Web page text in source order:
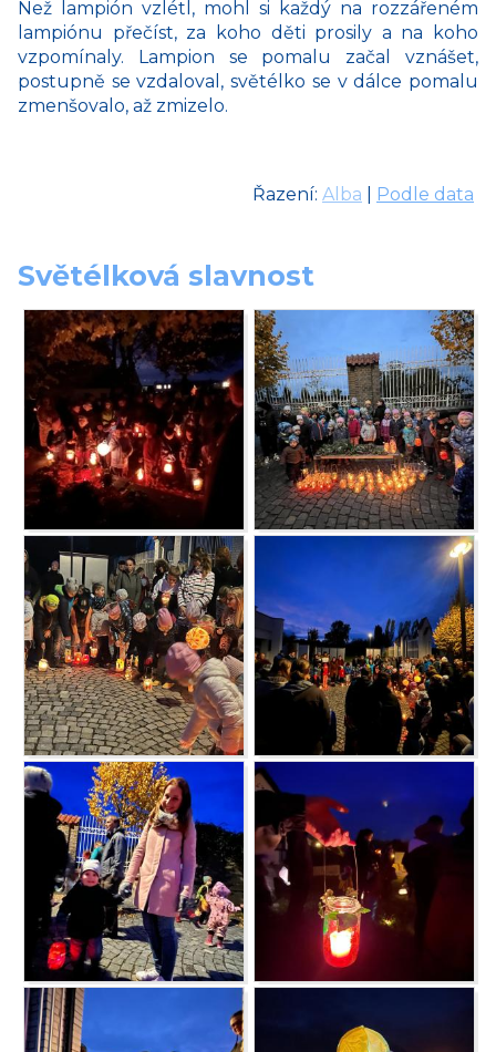
Než lampión vzlétl, mohl si každý na rozzářeném
lampiónu přečíst, za koho děti prosily a na koho
vzpomínaly. Lampion se pomalu začal vznášet,
postupně se vzdaloval, světélko se v dálce pomalu
zmenšovalo, až zmizelo.
Řazení: Alba Podle data
Světélková slavnost